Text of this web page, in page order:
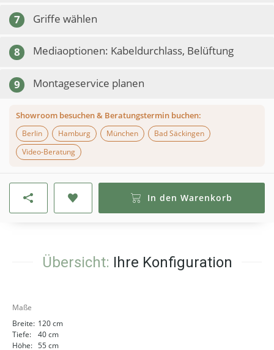
7 Griffe wählen
8 Mediaoptionen: Kabeldurchlass, Belüftung
9 Montageservice planen
Showroom besuchen & Beratungstermin buchen:
Berlin
Hamburg München
Bad Säckingen
Video-Beratung
In den Warenkorb
Übersicht: Ihre Konfiguration
Maße
Breite: 120 cm
Tiefe:
40 cm
Höhe: 55 cm